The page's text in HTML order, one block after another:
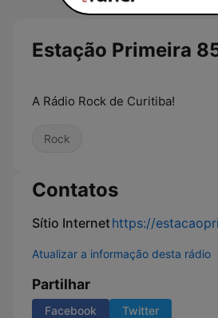
Estação Primeira
A Rádio Rock de Curitiba!
Rock
Contatos
Sítio Internethttps://
Atualizar a informação desta rádio
Partilhar
Facebook Twitter